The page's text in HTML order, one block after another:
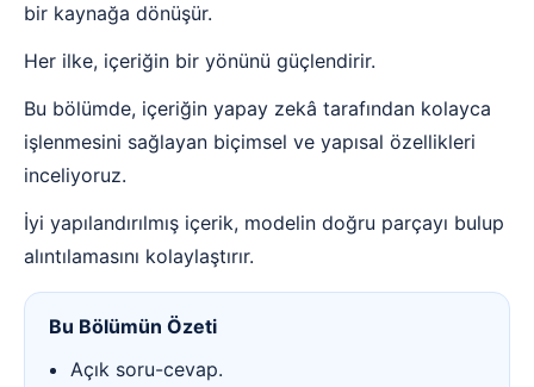
bir kaynağa dönüşür.
Her ilke, içeriğin bir yönünü güçlendirir.
Bu bölümde, içeriğin yapay zekâ tarafından kolayca
işlenmesini sağlayan biçimsel ve yapısal özellikleri
inceliyoruz.
İyi yapılandırılmış içerik, modelin doğru parçayı bulup
alıntılamasını kolaylaştırır.
Bu Bölümün Özeti
Açık soru-cevap.